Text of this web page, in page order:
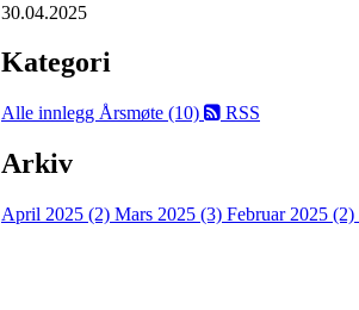
30.04.2025
Kategori
Alle innlegg Årsmøte (10) RSS
Arkiv
April 2025 (2) Mars 2025 (3) Februar 2025 (2)